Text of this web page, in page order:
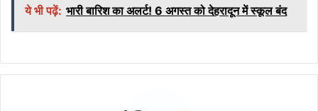
ये भी पढ़ें: भारी बारिश का अलर्ट! 6 अगस्त को देहरादून में स्कूल बंद